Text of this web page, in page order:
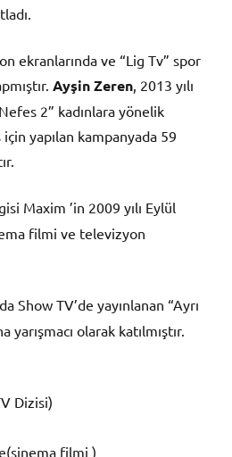
ekranlarında ve “Lig Tv” spor
Ayşin Zeren , 2013 yılı
2” kadınlara yönelik
yapılan kampanyada 59
Maxim ’in 2009 yılı Eylül
filmi ve televizyon
Show TV’de yayınlanan “Ayrı
yarışmacı olarak katılmıştır.
Dizisi)
filmi )